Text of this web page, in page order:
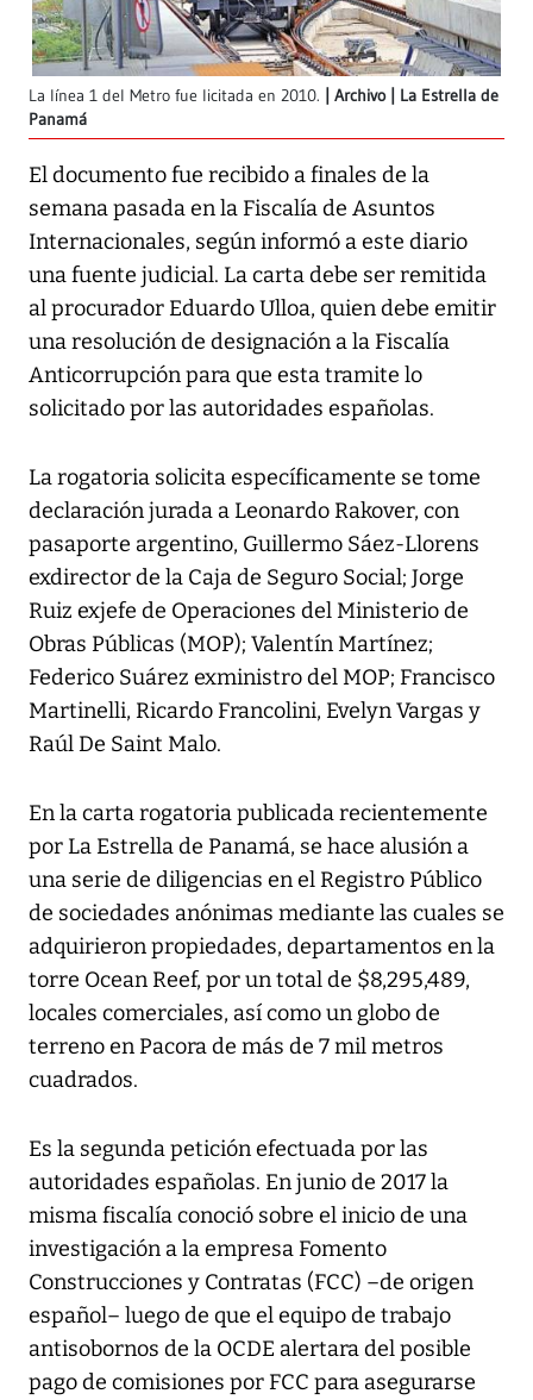
La línea 1 del Metro fue licitada en 2010.
Archivo | La Estrella de
Panamá
El documento fue recibido a finales de la
semana pasada en la Fiscalía de Asuntos
Internacionales, según informó a este diario
una fuente judicial. La carta debe ser remitida
al procurador Eduardo Ulloa, quien debe emitir
una resolución de designación a la Fiscalía
Anticorrupción para que esta tramite lo
solicitado por las autoridades españolas.
La rogatoria solicita específicamente se tome
declaración jurada a Leonardo Rakover, con
pasaporte argentino, Guillermo Sáez-Llorens
exdirector de la Caja de Seguro Social; Jorge
Ruiz exjefe de Operaciones del Ministerio de
Obras Públicas (MOP); Valentín Martínez;
Federico Suárez exministro del MOP; Francisco
Martinelli, Ricardo Francolini, Evelyn Vargas y
Raúl De Saint Malo.
En la carta rogatoria publicada recientemente
por La Estrella de Panamá, se hace alusión a
una serie de diligencias en el Registro Público
de sociedades anónimas mediante las cuales se
adquirieron propiedades, departamentos en la
torre Ocean Reef, por un total de $8,295,489,
locales comerciales, así como un globo de
terreno en Pacora de más de 7 mil metros
cuadrados.
Es la segunda petición efectuada por las
autoridades españolas. En junio de 2017 la
misma fiscalía conoció sobre el inicio de una
investigación a la empresa Fomento
Construcciones y Contratas (FCC) –de origen
español– luego de que el equipo de trabajo
antisobornos de la OCDE alertara del posible
pago de comisiones por FCC para asegurarse